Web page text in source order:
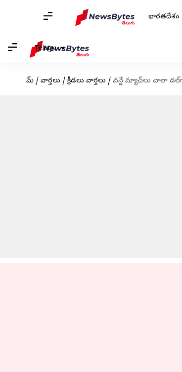
భారతదేశం
Telugu
హోమ్ / వార్తలు / క్రీడలు వార్తలు / వన్డే మ్యాచ్‌లు చాలా